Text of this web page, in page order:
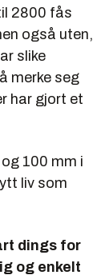
2800 fås
også uten,
slike
merke seg
har gjort et
100 mm i
liv som
dings for
og enkelt